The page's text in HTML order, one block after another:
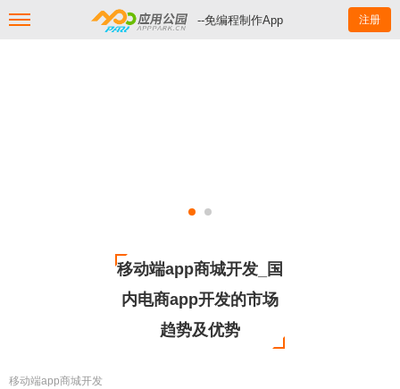
--免编程制作App 注册
移动端app商城开发_国
内电商app开发的市场
趋势及优势
移动端app商城开发